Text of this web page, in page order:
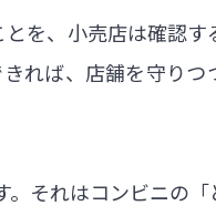
を、小売店は確認す
れば、店舗を守りつ
それはコンビニの「